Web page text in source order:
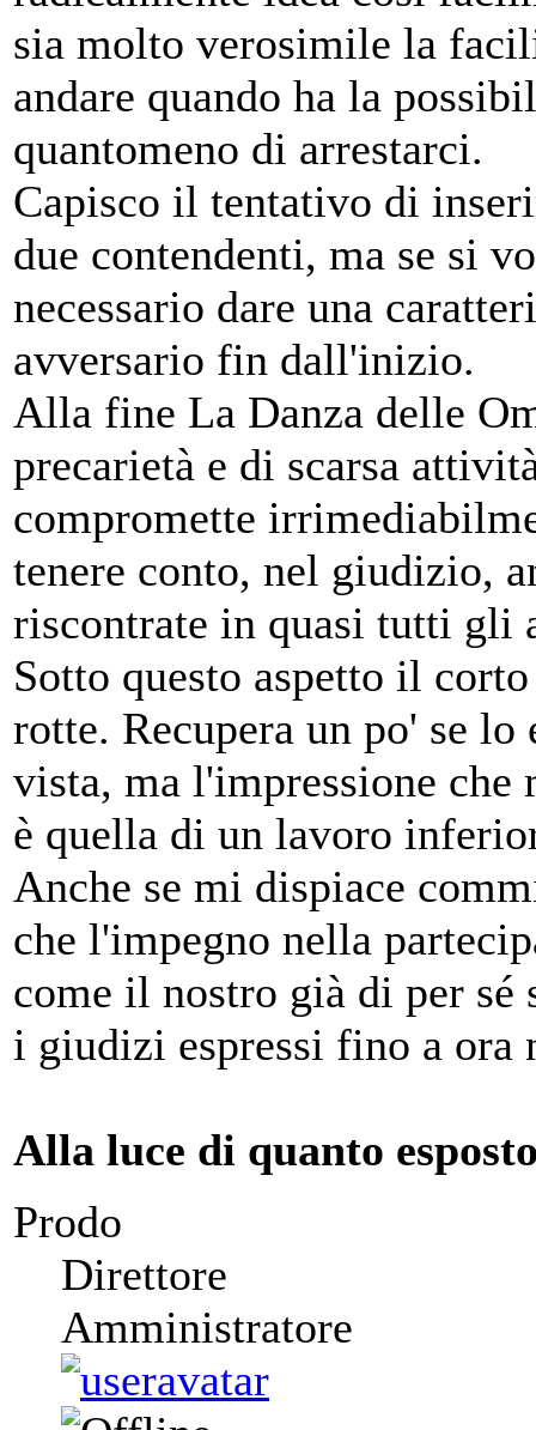
sia molto verosimile la
andare quando ha la
quantomeno di arrestarci.
Capisco il tentativo di
due contendenti, ma se si
necessario dare una
avversario fin dall'inizio.
Alla fine La Danza delle
precarietà e di scarsa
compromette
tenere conto, nel giudizio,
riscontrate in quasi tutti gli
Sotto questo aspetto il
rotte. Recupera un po' se
vista, ma l'impressione
è quella di un lavoro
Anche se mi dispiace
che l'impegno nella
come il nostro già di per sé
i giudizi espressi fino a ora
Alla luce di quanto
Prodo
Direttore
Amministratore